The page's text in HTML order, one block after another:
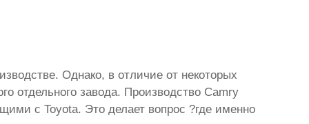
Однако, в отличие от некоторых
отдельного завода. Производство Camry
с Toyota. Это делает вопрос ?где именно